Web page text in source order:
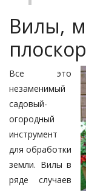
Вилы,
Все это
незаменимый
садовый-
огородный
инструмент
для обработки
земли. Вилы в
ряде случаев